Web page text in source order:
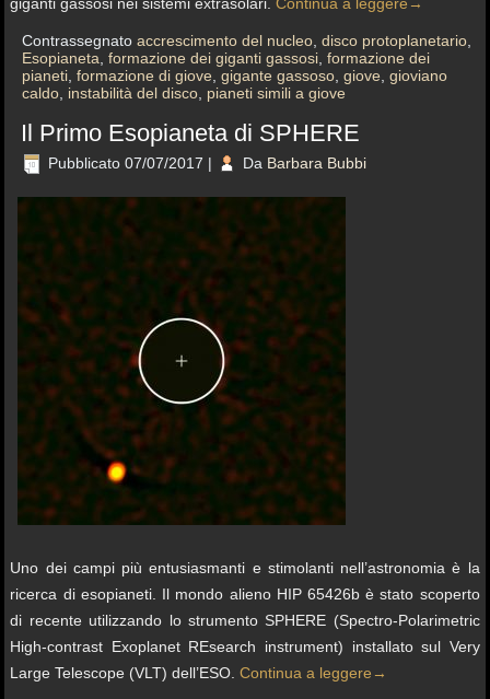
Contrassegnato accrescimento del nucleo ,disco protoplanetario
Esopianeta ,formazione dei giganti gassosi ,formazione dei
pianeti ,formazione di giove ,gigante gassoso ,giove ,gioviano
caldo instabilità del disco pianeti simili a giove
Il Primo Esopianeta di SPHERE
Pubblicato 07/07/2017 | Da Barbara Bubbi
Uno dei campi più entusiasmanti e stimolanti nell’astronomia è la
ricerca di esopianeti. Il mondo alieno HIP 65426b è stato scoperto
di recente utilizzando lo strumento SPHERE (Spectro-Polarimetric
High-contrast Exoplanet REsearch instrument) installato sul Very
Large Telescope (VLT) dell’ESO.Continua a leggere →